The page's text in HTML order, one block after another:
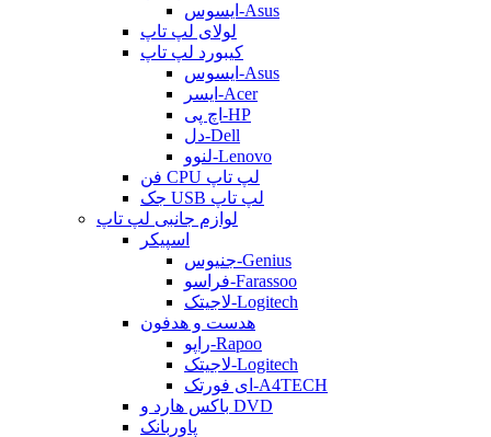
ایسوس-Asus
لولای لپ تاپ
کیبورد لپ تاپ
ایسوس-Asus
ایسر-Acer
اچ پی-HP
دل-Dell
لنوو-Lenovo
فن CPU لپ تاپ
جک USB لپ تاپ
لوازم جانبی لپ تاپ
اسپیکر
جنیوس-Genius
فراسو-Farassoo
لاجیتک-Logitech
هدست و هدفون
راپو-Rapoo
لاجیتک-Logitech
ای فورتک-A4TECH
باکس هارد و DVD
پاوربانک